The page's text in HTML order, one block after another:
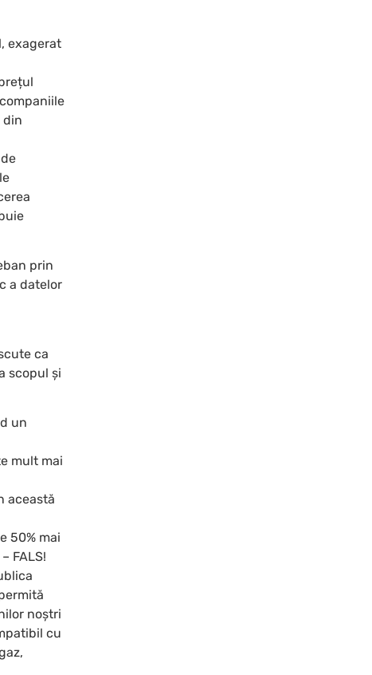
exagerat
din
prin
a datelor
ca
scopul și
un
mult mai
această
50% mai
FALS!
noștri
cu